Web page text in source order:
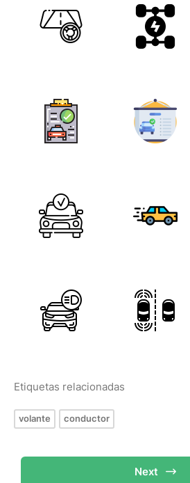
Etiquetas relacionadas
volante conductor
Next